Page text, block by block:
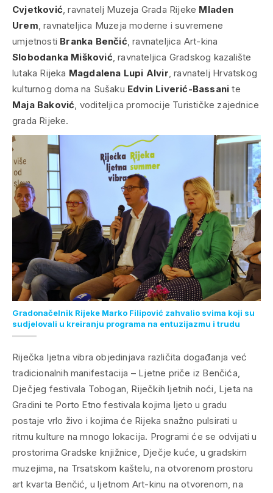
Cvjetković , ravnatelj Muzeja Grada Rijeke Mladen
Urem , ravnateljica Muzeja moderne i suvremene
umjetnosti Branka Benčić , ravnateljica Art-kina
Slobodanka Mišković , ravnateljica Gradskog kazalište
lutaka Rijeka Magdalena Lupi Alvir , ravnatelj Hrvatskog
kulturnog doma na Sušaku Edvin Liverić-Bassani te
Maja Baković , voditeljica promocije Turističke zajednice
grada Rijeke.
Gradonačelnik Rijeke Marko Filipović zahvalio svima koji su
sudjelovali u kreiranju programa na entuzijazmu i trudu
Riječka ljetna vibra objedinjava različita događanja već
tradicionalnih manifestacija – Ljetne priče iz Benčića,
Dječjeg festivala Tobogan, Riječkih ljetnih noći, Ljeta na
Gradini te Porto Etno festivala kojima ljeto u gradu
postaje vrlo živo i kojima će Rijeka snažno pulsirati u
ritmu kulture na mnogo lokacija. Programi će se odvijati u
prostorima Gradske knjižnice, Dječje kuće, u gradskim
muzejima, na Trsatskom kaštelu, na otvorenom prostoru
art kvarta Benčić, u ljetnom Art-kinu na otvorenom, na